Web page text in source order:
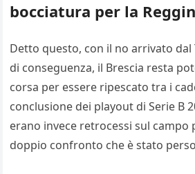
bocciatura per la
Detto questo, con il no arrivato dal
di conseguenza, il Brescia resta
corsa per essere ripescato tra i
conclusione dei playout di Serie B
erano invece retrocessi sul campo
doppio confronto che è stato